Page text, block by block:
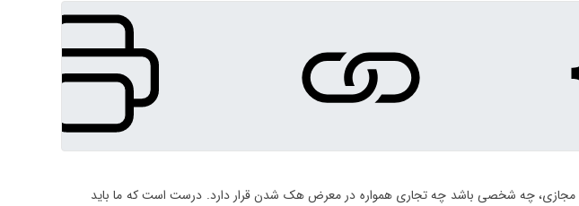
چه شخصی باشد چه تجاری همواره در معرض هک شدن قرار دارد. درست است که ما باید